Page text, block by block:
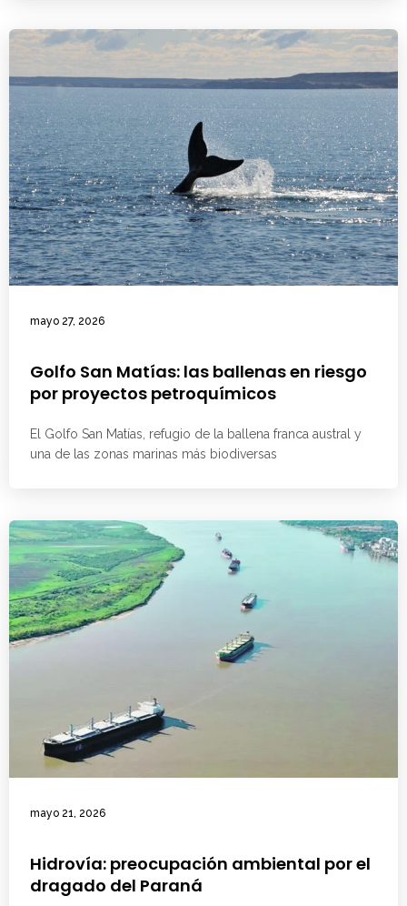
mayo 27, 2026
Golfo San Matías: las ballenas en riesgo
por proyectos petroquímicos
El Golfo San Matías, refugio de la ballena franca austral y
una de las zonas marinas más biodiversas
mayo 21, 2026
Hidrovía: preocupación ambiental por el
dragado del Paraná